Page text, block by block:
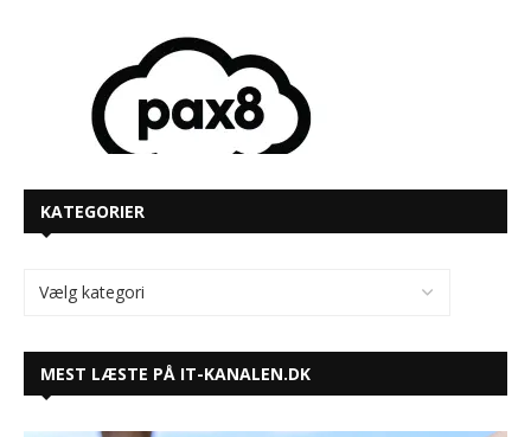
KATEGORIER
MEST LÆSTE PÅ IT-KANALEN.DK